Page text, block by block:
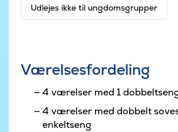
Udlejes ikke til ungdomsgrupper
Værelsesfordeling
4 værelser med 1
4 værelser med dobbelt
enkeltseng